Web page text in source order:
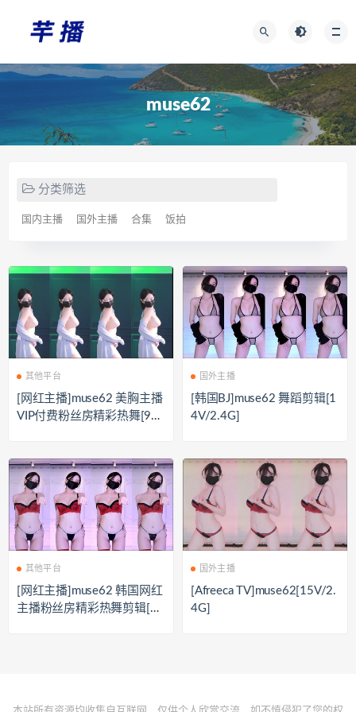
muse62
分类筛选
国内主播 国外主播 合集 饭拍
其他平台
[网红主播]muse62 美胸主播
VIP付费粉丝房精彩热舞[9V/
国外主播
[韩国BJ]muse62 舞蹈剪辑[1
4V/2.4G]
其他平台
[网红主播]muse62 韩国网红
主播粉丝房精彩热舞剪辑[15
国外主播
[Afreeca TV]muse62[15V/2.
4G]